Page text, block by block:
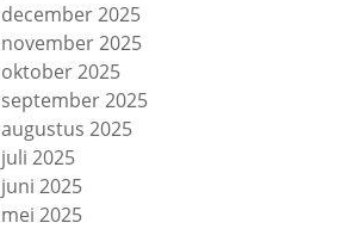
december 2025
november 2025
oktober 2025
september 2025
augustus 2025
juli 2025
juni 2025
mei 2025